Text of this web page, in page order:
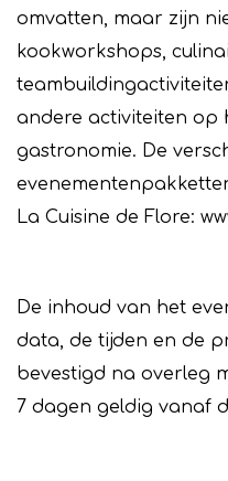
omvatten, maar zijn
kookworkshops,
andere activiteiten op
gastronomie. De
La Cuisine de Flore:
De inhoud van het
data, de tijden en de
bevestigd na overleg
7 dagen geldig vanaf